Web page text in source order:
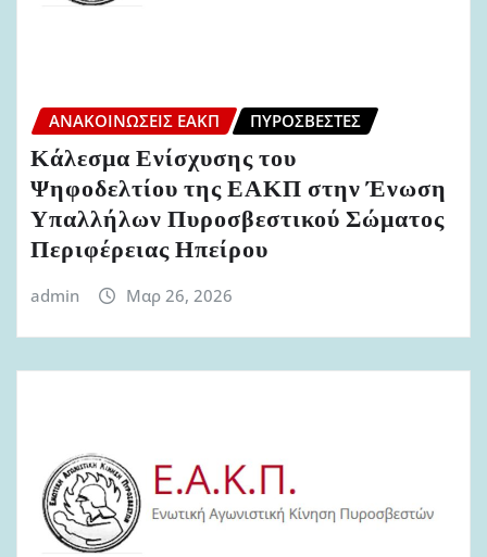
ΑΝΑΚΟΙΝΏΣΕΙΣ ΕΑΚΠ ΠΥΡΟΣΒΈΣΤΕΣ
Κάλεσμα Ενίσχυσης του
Ψηφοδελτίου της ΕΑΚΠ στην Ένωση
Υπαλλήλων Πυροσβεστικού Σώματος
Περιφέρειας Ηπείρου
admin Μαρ 26, 2026